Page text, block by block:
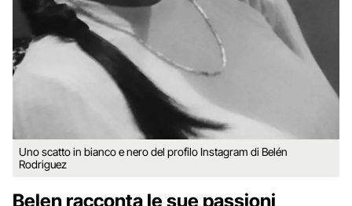
Uno scatto in bianco e nero del profilo Instagram di Belén
Rodriguez
Belen racconta le sue passioni